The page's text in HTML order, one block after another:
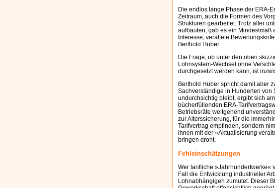
Die endlos lange Phase der ERA-
Zeitraum, auch die Formen des
Strukturen gearbeitet. Trotz aller
aufbauten, gab es ein Mindestmaß
Interesse, veraltete
Berthold Huber.
Die Frage, ob unter den oben
Lohnsystem-Wechsel ohne
durchgesetzt werden kann, ist
Berthold Huber spricht damit aber
Sachverständige in Hunderten von
undurchsichtig bleibt, ergibt sich
bücherfüllenden ERA-
Betriebsräte weitgehend
zur Alterssicherung, für die
Tarifvertrag empfinden, sondern
ihnen mit der »Aktualisierung
bringen droht.
Fehleinschätzungen
Wer tarifliche »Jahrhundertwerke«
Fall die Entwicklung industrieller
Lohnabhängigen zumutet. Dieser